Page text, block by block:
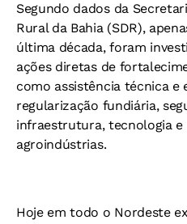
Segundo dados da
Rural da Bahia (SDR),
última década, foram
ações diretas de
como assistência técnica e
regularização fundiária,
infraestrutura, tecnologia
agroindústrias.
Hoje em todo o Nordeste